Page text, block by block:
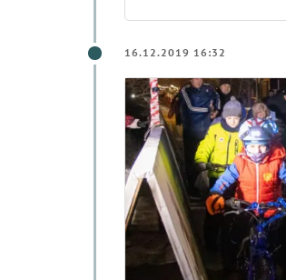
16.12.2019 16:32